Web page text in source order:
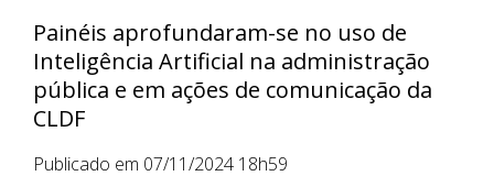
Painéis aprofundaram-se no uso de
Inteligência Artificial na administração
pública e em ações de comunicação da
CLDF
Publicado em 07/11/2024 18h59